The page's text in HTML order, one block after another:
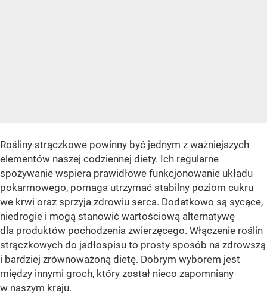
Rośliny strączkowe powinny być jednym z ważniejszych
elementów naszej codziennej diety. Ich regularne
spożywanie wspiera prawidłowe funkcjonowanie układu
pokarmowego, pomaga utrzymać stabilny poziom cukru
we krwi oraz sprzyja zdrowiu serca. Dodatkowo są sycące,
niedrogie i mogą stanowić wartościową alternatywę
dla produktów pochodzenia zwierzęcego. Włączenie roślin
strączkowych do jadłospisu to prosty sposób na zdrowszą
i bardziej zrównoważoną dietę. Dobrym wyborem jest
między innymi groch, który został nieco zapomniany
w naszym kraju.